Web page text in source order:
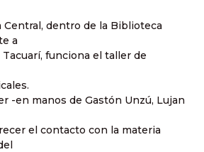
Central, dentro de la Biblioteca
a
funciona el taller de
-en manos de Gastón Unzú, Lujan
el contacto con la materia